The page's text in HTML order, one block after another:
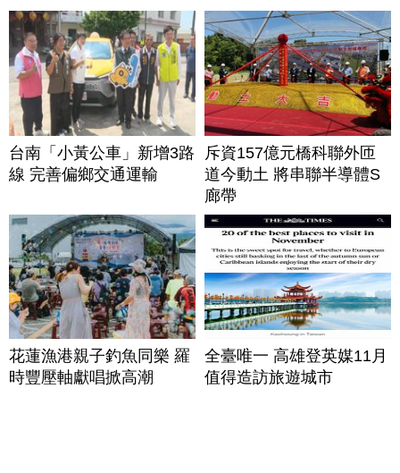
台南「小黃公車」新增3路
線 完善偏鄉交通運輸
斥資157億元橋科聯外匝
道今動土 將串聯半導體S
廊帶
花蓮漁港親子釣魚同樂 羅
時豐壓軸獻唱掀高潮
全臺唯一 高雄登英媒11月
值得造訪旅遊城市